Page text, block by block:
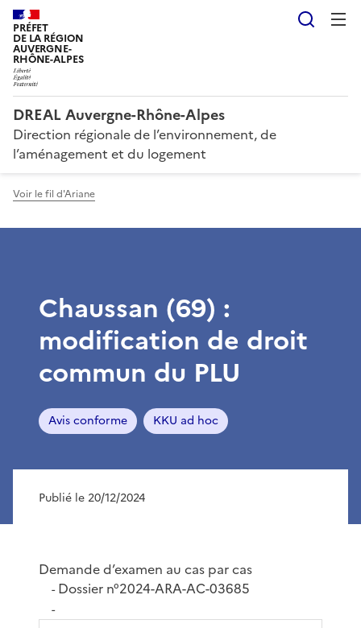
PRÉFET
DE LA RÉGION
AUVERGNE-
RHÔNE-ALPES
DREAL Auvergne-Rhône-Alpes
Direction régionale de l’environnement, de
l’aménagement et du logement
Voir le fil d'Ariane
Chaussan (69) :
modification de droit
commun du PLU
Avis conforme KKU ad hoc
Publié le 20/12/2024
Demande d’examen au cas par cas
-Dossier n°2024-ARA-AC-03685
-